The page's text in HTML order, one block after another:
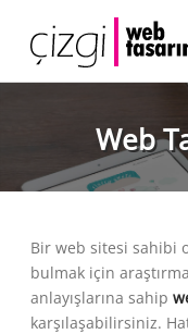
Web
Bir web sitesi sahibi
bulmak için
anlayışlarına sahip
karşılaşabilirsiniz.